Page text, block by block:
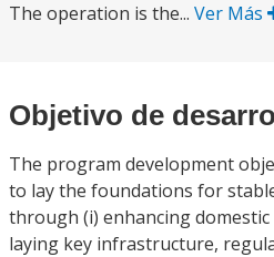
The operation is the... Ver Más
Objetivo de
The program development
to lay the foundations for
through (i) enhancing
laying key infrastructure,